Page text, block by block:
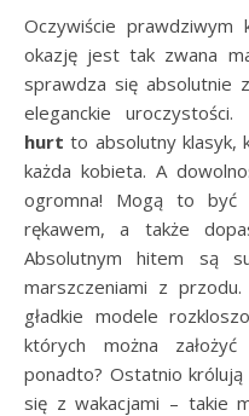
Oczywiście prawdziwym
okazję jest tak zwana
sprawdza się absolutnie
eleganckie uroczystości.
hurt to absolutny klasyk,
każda kobieta. A
ogromna! Mogą to być
rękawem, a także
Absolutnym hitem są
marszczeniami z
gładkie modele
których można
ponadto? Ostatnio królują
się z wakacjami – takie